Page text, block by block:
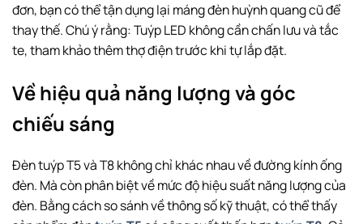
đơn, bạn có thể tận dụng lại máng đèn huỳnh quang cũ để
thay thế. Chú ý rằng: Tuýp LED không cần chấn lưu và tắc
te, tham khảo thêm thợ điện trước khi tự lắp đặt.
Về hiệu quả năng lượng và góc
chiếu sáng
Đèn tuýp T5 và T8 không chỉ khác nhau về đường kính ống
đèn. Mà còn phân biệt về mức độ hiệu suất năng lượng của
đèn. Bằng cách so sánh về thông số kỹ thuật, có thể thấy